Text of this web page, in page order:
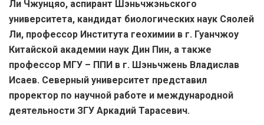
Ли Чжунцяо, аспирант Шэньчжэньского
университета, кандидат биологических наук Сяолей
Ли, профессор Института геохимии в г. Гуанчжоу
Китайской академии наук Дин Пин, а также
профессор МГУ – ППИ в г. Шэньчжень Владислав
Исаев. Северный университет представил
проректор по научной работе и международной
деятельности ЗГУ Аркадий Тарасевич.